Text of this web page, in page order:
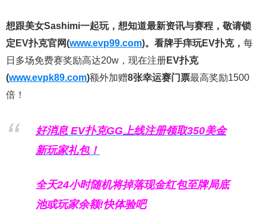
想跟美女Sashimi一起玩， 想知道最新资讯与赛程， 敬请锁
定EV扑克官网(www.evp99.com)。 看牌手痒玩EV扑克， 每
日多场免费赛奖励高达20w，现在注册EV扑克
(www.evpk89.com)额外加赠8张幸运赛门票最高奖励1500
倍！
好消息 EV扑克GG上线注册领取350美金
新玩家礼包！
全天24小时随机将掉落现金红包至牌局底
池或玩家余额!快体验吧